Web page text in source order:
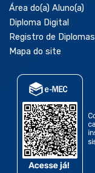
Área do(a) Aluno(a)
Diploma Digital
Registro de Diplomas
Mapa do site